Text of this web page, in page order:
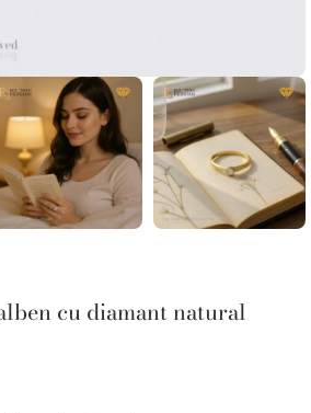
cu diamant natural